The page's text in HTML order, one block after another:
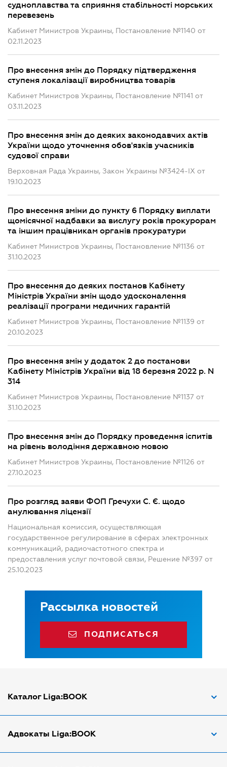
судноплавства та сприяння стабільності морських
перевезень
Кабинет Министров Украины, Постановление №1140 от
02.11.2023
Про внесення змін до Порядку підтвердження
ступеня локалізації виробництва товарів
Кабинет Министров Украины, Постановление №1141 от
03.11.2023
Про внесення змін до деяких законодавчих актів
України щодо уточнення обов'язків учасників
судової справи
Верховная Рада Украины, Закон Украины №3424-IX от
19.10.2023
Про внесення зміни до пункту 6 Порядку виплати
щомісячної надбавки за вислугу років прокурорам
та іншим працівникам органів прокуратури
Кабинет Министров Украины, Постановление №1136 от
31.10.2023
Про внесення до деяких постанов Кабінету
Міністрів України змін щодо удосконалення
реалізації програми медичних гарантій
Кабинет Министров Украины, Постановление №1139 от
20.10.2023
Про внесення змін у додаток 2 до постанови
Кабінету Міністрів України від 18 березня 2022 р. N
314
Кабинет Министров Украины, Постановление №1137 от
31.10.2023
Про внесення змін до Порядку проведення іспитів
на рівень володіння державною мовою
Кабинет Министров Украины, Постановление №1126 от
27.10.2023
Про розгляд заяви ФОП Гречухи С. Є. щодо
анулювання ліцензії
Национальная комиссия, осуществляющая
государственное регулирование в сферах электронных
коммуникаций, радиочастотного спектра и
предоставления услуг почтовой связи, Решение №397 от
25.10.2023
Рассылка новостей
ПОДПИСАТЬСЯ
Каталог Liga:BOOK
Адвокат по трудовым спорам
Адвокаты Liga:BOOK